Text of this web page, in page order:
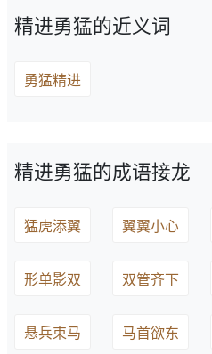
精进勇猛的近义词
勇猛精进
精进勇猛的成语接龙
猛虎添翼 翼翼小心
形单影双 双管齐下
悬兵束马 马首欲东